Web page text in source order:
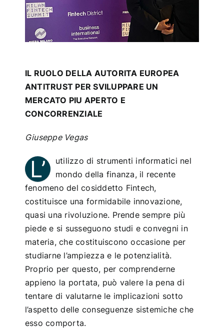
IL RUOLO DELLA AUTORITA EUROPEA
ANTITRUST PER SVILUPPARE UN
MERCATO PIU APERTO E
CONCORRENZIALE
Giuseppe Vegas
L’
utilizzo di strumenti informatici nel
mondo della finanza, il recente
fenomeno del cosiddetto Fintech,
costituisce una formidabile innovazione,
quasi una rivoluzione. Prende sempre più
piede e si susseguono studi e convegni in
materia, che costituiscono occasione per
studiarne l’ampiezza e le potenzialità.
Proprio per questo, per comprenderne
appieno la portata, può valere la pena di
tentare di valutarne le implicazioni sotto
l’aspetto delle conseguenze sistemiche che
esso comporta.